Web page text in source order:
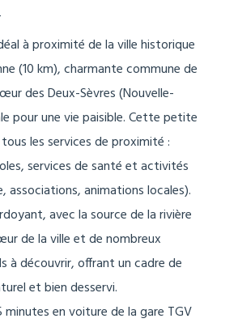
à proximité de la ville historique
(10 km), charmante commune de
des Deux-Sèvres (Nouvelle-
pour une vie paisible. Cette petite
les services de proximité :
services de santé et activités
associations, animations locales).
avec la source de la rivière
de la ville et de nombreux
à découvrir, offrant un cadre de
et bien desservi.
en voiture de la gare TGV